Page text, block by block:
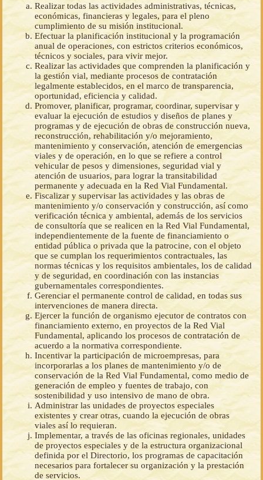
Realizar todas las actividades administrativas, técnicas,
económicas, financieras y legales, para el pleno
cumplimiento de su misión institucional.
Efectuar la planificación institucional y la programación
anual de operaciones, con estrictos criterios económicos,
técnicos y sociales, para vivir mejor.
Realizar las actividades que comprenden la planificación y
la gestión vial, mediante procesos de contratación
legalmente establecidos, en el marco de transparencia,
oportunidad, eficiencia y calidad.
Promover, planificar, programar, coordinar, supervisar y
evaluar la ejecución de estudios y diseños de planes y
programas y de ejecución de obras de construcción nueva,
reconstrucción, rehabilitación y/o mejoramiento,
mantenimiento y conservación, atención de emergencias
viales y de operación, en lo que se refiere a control
vehicular de pesos y dimensiones, seguridad vial y
atención de usuarios, para lograr la transitabilidad
permanente y adecuada en la Red Vial Fundamental.
Fiscalizar y supervisar las actividades y las obras de
mantenimiento y/o conservación y construcción, así como
verificación técnica y ambiental, además de los servicios
de consultoría que se realicen en la Red Vial Fundamental,
independientemente de la fuente de financiamiento o
entidad pública o privada que la patrocine, con el objeto
que se cumplan los requerimientos contractuales, las
normas técnicas y los requisitos ambientales, los de calidad
y de seguridad, en coordinación con las instancias
gubernamentales correspondientes.
Gerenciar el permanente control de calidad, en todas sus
intervenciones de manera directa.
Ejercer la función de organismo ejecutor de contratos con
financiamiento externo, en proyectos de la Red Vial
Fundamental, aplicando los procesos de contratación de
acuerdo a la normativa correspondiente.
Incentivar la participación de microempresas, para
incorporarlas a los planes de mantenimiento y/o de
conservación de la Red Vial Fundamental, como medio de
generación de empleo y fuentes de trabajo, con
sostenibilidad y uso intensivo de mano de obra.
Administrar las unidades de proyectos especiales
existentes y crear otras, cuando la ejecución de obras
viales así lo requieran.
Implementar, a través de las oficinas regionales, unidades
de proyectos especiales y de la estructura organizacional
definida por el Directorio, los programas de capacitación
necesarios para fortalecer su organización y la prestación
de servicios.